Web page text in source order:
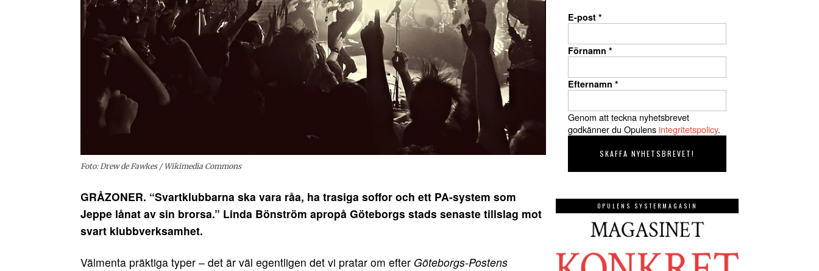
Foto: Drew de Fawkes / Wikimedia Commons
GRÅZONER. “Svartklubbarna ska vara råa, ha trasiga soffor och ett PA-system som
Jeppe lånat av sin brorsa.” Linda Bönström apropå Göteborgs stads senaste tillslag mot
svart klubbverksamhet.
Välmenta präktiga typer – det är väl egentligen det vi pratar om efter Göteborgs-Postens
E-post *
Förnamn *
Efternamn *
Genom att teckna nyhetsbrevet
godkänner du Opulensintegritetspolicy.
OPULENS SYSTERMAGASIN